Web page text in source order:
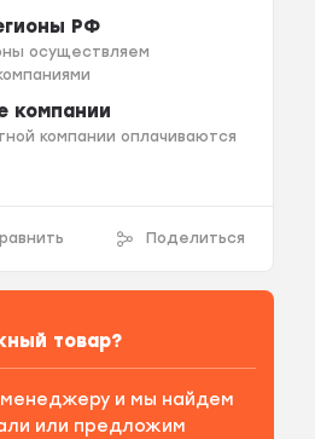
РФ
осуществляем
компании
компании оплачиваются
Поделиться
товар?
и мы найдем
или предложим